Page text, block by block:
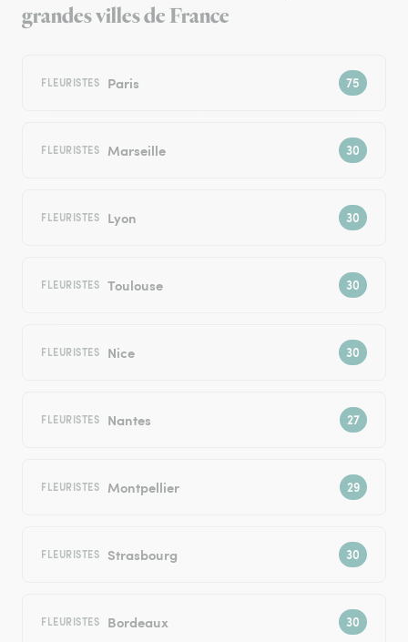
grandes villes de France
FLEURISTES Paris
FLEURISTES Marseille
FLEURISTES Lyon
FLEURISTES Toulouse
FLEURISTES Nice
FLEURISTES Nantes
FLEURISTES Montpellier
FLEURISTES Strasbourg
FLEURISTES Bordeaux